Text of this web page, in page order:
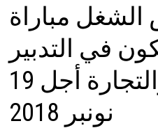
الشغل مباراة
30 مكون في التدبير
والمحاسبة والتجارة أجل 19
نونبر 2018